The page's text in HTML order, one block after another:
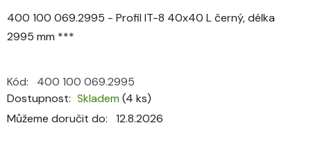
400 100 069.2995 - Profil IT-8 40x40 L černý, délka
2995 mm ***
Dostupnost Skladem (4 ks)
Můžeme doručit do:
12.8.2026
Kód: 400 100 069.2995